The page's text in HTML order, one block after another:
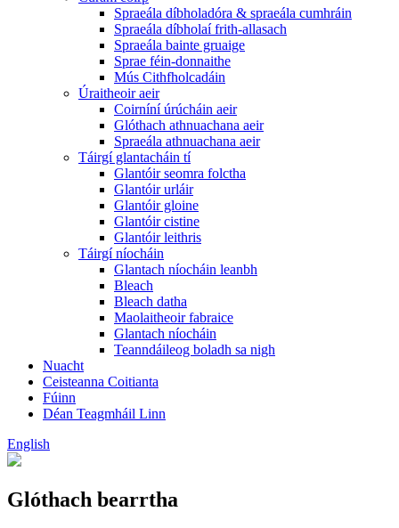
Spraeála díbholadóra & spraeála cumhráin
Spraeála díbholaí frith-allasach
Spraeála bainte gruaige
Sprae féin-donnaithe
Mús Cithfholcadáin
Úraitheoir aeir
Coirníní úrúcháin aeir
Glóthach athnuachana aeir
Spraeála athnuachana aeir
Táirgí glantacháin tí
Glantóir seomra folctha
Glantóir urláir
Glantóir gloine
Glantóir cistine
Glantóir leithris
Táirgí níocháin
Glantach níocháin leanbh
Bleach
Bleach datha
Maolaitheoir fabraice
Glantach níocháin
Teanndáileog boladh sa nigh
Nuacht
Ceisteanna Coitianta
Fúinn
Déan Teagmháil Linn
English
Glóthach bearrtha